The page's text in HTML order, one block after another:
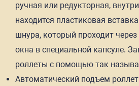
ручная или редукторная,
находится пластиковая
шнура, который проходит
окна в специальной капсуле.
роллеты с помощью так
Автоматический подъем